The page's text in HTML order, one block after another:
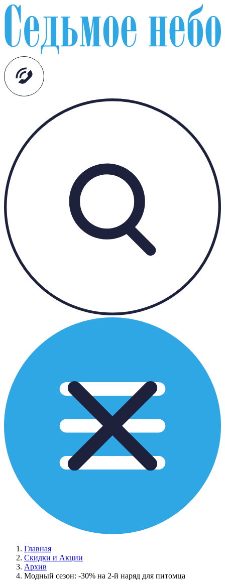
Главная
Скидки и Акции
Архив
Модный сезон: -30% на 2-й наряд для питомца